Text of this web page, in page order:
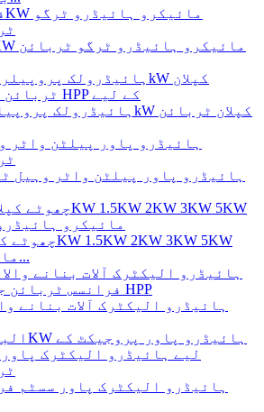
مائیکرو کے لیے...
ہائیڈرو الیکٹرک آلات بنانے
ہائیڈرو الیکٹرک پاور سسٹم